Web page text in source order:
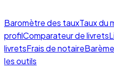
Baromètre des tauxTaux du
profilComparateur de livrets
livretsFrais de notaire
les outils